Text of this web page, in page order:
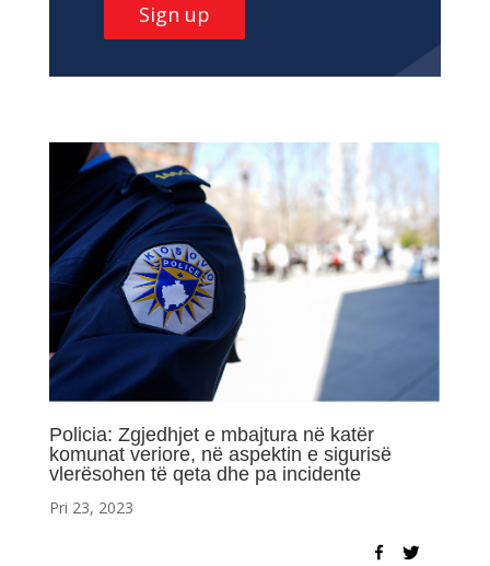
Sign up
Policia: Zgjedhjet e mbajtura në katër
komunat veriore, në aspektin e sigurisë
vlerësohen të qeta dhe pa incidente
Pri 23, 2023